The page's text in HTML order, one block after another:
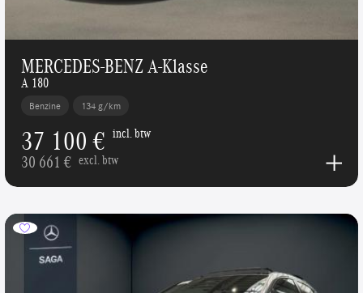
MERCEDES-BENZ A-Klasse
A 180
Benzine 134 g/km
37 100 € incl. btw
30 661 € excl. btw